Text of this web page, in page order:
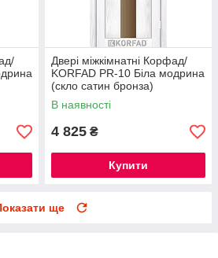
Двері міжкімнатні Корфад/
KORFAD PR-10 Біла модрина
(скло сатин бронза)
В наявності
4 825 ₴
Купити
ще